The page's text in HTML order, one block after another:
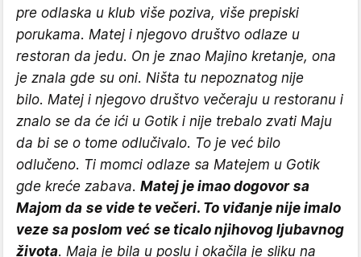
pre odlaska u klub više poziva, više prepiski
porukama. Matej i njegovo društvo odlaze u
restoran da jedu. On je znao Majino kretanje, ona
je znala gde su oni. Ništa tu nepoznatog nije
bilo. Matej i njegovo društvo večeraju u restoranu i
znalo se da će ići u Gotik i nije trebalo zvati Maju
da bi se o tome odlučivalo. To je već bilo
odlučeno. Ti momci odlaze sa Matejem u Gotik
gde kreće zabava. Matej je imao dogovor sa
Majom da se vide te večeri. To viđanje nije imalo
veze sa poslom već se ticalo njihovog ljubavnog
života. Maja je bila u poslu i okačila je sliku na